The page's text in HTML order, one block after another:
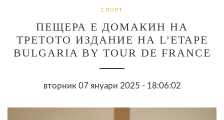
СПОРТ
ПЕЩЕРА Е ДОМАКИН НА
ТРЕТОТО ИЗДАНИЕ НА L’ETAPE
BULGARIA BY TOUR DE FRANCE
вторник 07 януари 2025 - 18:06:02